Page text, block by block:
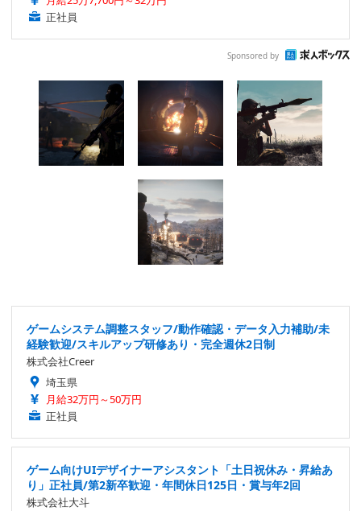
正社員
Sponsored by
ゲームシステム調整スタッフ/動作確認・データ入力補助/未
経験歓迎/スキルアップ研修あり・完全週休2日制
株式会社Creer
埼玉県
月給32万円～50万円
正社員
ゲーム向けUIデザイナーアシスタント「土日祝休み・昇給あ
り」正社員/第2新卒歓迎・年間休日125日・賞与年2回
株式会社大斗